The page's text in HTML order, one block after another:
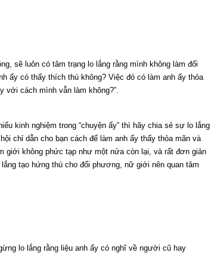
sẽ luôn có tâm trạng lo lắng rằng mình không làm đối
ấy có thấy thích thú không? Việc đó có làm anh ấy thỏa
với cách mình vẫn làm không?”.
kinh nghiệm trong “chuyện ấy” thì hãy chia sẻ sự lo lắng
chỉ dẫn cho bạn cách để làm anh ấy thấy thỏa mãn và
giới không phức tạp như một nửa còn lại, và rất đơn giản
tạo hứng thú cho đối phương, nữ giới nên quan tâm
lo lắng rằng liệu anh ấy có nghĩ về người cũ hay